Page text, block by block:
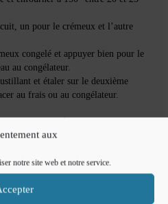
aux
notre site web et notre service.
un pour le crémeux et l’autre
congelé et appuyer bien pour le
au congélateur.
et étaler sur le deuxième
au frais ou au congélateur.
griotte:
grands volume d’eau froide.
de griotte .
mélanger bien et ajouter